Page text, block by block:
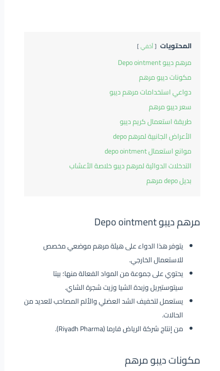
المحتويات أخفي
مرهم ديبو Depo ointment
مكونات ديبو مرهم
دواعي استخدامات مرهم ديبو
سعر ديبو مرهم
طريقة استعمال كريم ديبو
الأعراض الجانبية لمرهم depo
موانع استعمال depo ointment
التدخلات الدوائية لمرهم ديبو خلاصة الأعشاب
بديل depo مرهم
مرهم ديبو Depo ointment
يتوفر هذا الدواء على هيئة مرهم موضعي مخصص
للاستعمال الخارجي.
يحتوي على جموعة من المواد الفعالة منها؛ بيتا
سيتوستيريل وزبدة الشيا وزيت شجرة الشاي.
يستعمل لتخفيف الشد العضلي والألم المصاحب للعديد من
الحالات.
من إنتاج شركة الرياض فارما (Riyadh Pharma).
مكونات ديبو مرهم